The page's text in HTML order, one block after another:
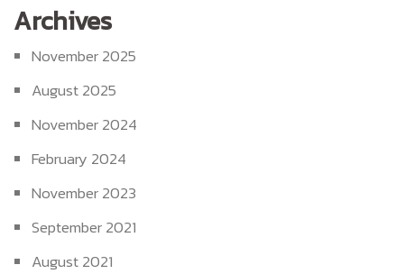
Archives
November 2025
August 2025
November 2024
February 2024
November 2023
September 2021
August 2021